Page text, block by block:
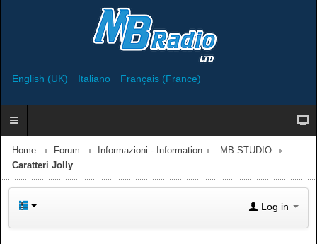
English (UK) Italiano Français (France)
Home Forum Informazioni - Information
MB STUDIO
Caratteri Jolly
Log in